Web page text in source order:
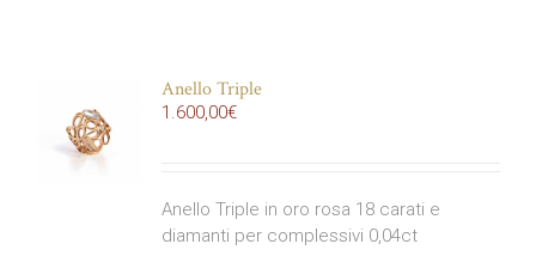
Anello Triple
1.600,00€
Anello Triple in oro rosa 18 carati e
diamanti per complessivi 0,04ct